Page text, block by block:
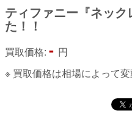
ティファニー『ネッ
た！！
買取価格: - 円
※ 買取価格は相場によって変